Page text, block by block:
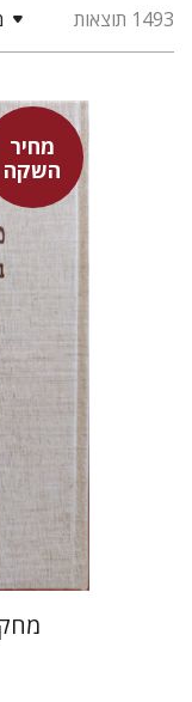
1493 תוצאות
מחיר
השקה